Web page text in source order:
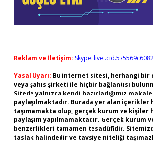
Reklam ve İletişim: Skype:
Yasal Uyarı: Bu internet sitesi, herhangi bir
veya şahıs şirketi ile hiçbir bağlantısı
Sitede yalnızca kendi hazırladığımız
paylaşılmaktadır. Burada yer alan içerikler
taşımamakta olup, gerçek kurum ve kişiler
paylaşım yapılmamaktadır. Gerçek kurum
benzerlikleri tamamen tesadüfidir.
taslak halindedir ve tavsiye niteliği